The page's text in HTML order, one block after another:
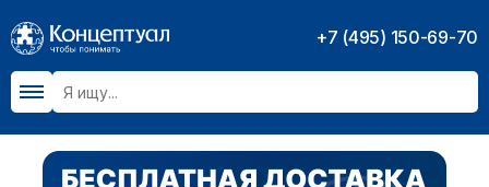
+7 (495) 150-69-70